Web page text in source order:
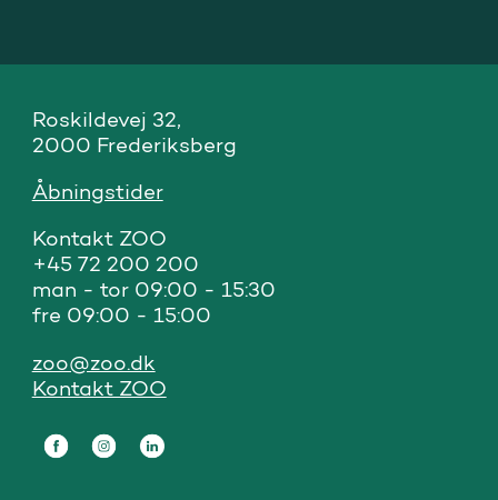
Roskildevej 32,
2000 Frederiksberg
Åbningstider
Kontakt ZOO
+45 72 200 200
man - tor 09:00 - 15:30
fre 09:00 - 15:00
zoo@zoo.dk
Kontakt ZOO